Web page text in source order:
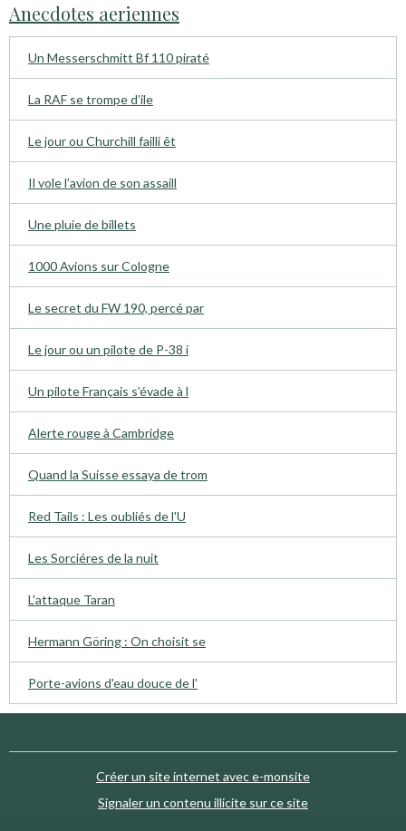
Anecdotes aeriennes
Un Messerschmitt Bf 110 piraté
La RAF se trompe d’ile
Le jour ou Churchill failli êt
Il vole l’avion de son assaill
Une pluie de billets
1000 Avions sur Cologne
Le secret du FW 190, percé par
Le jour ou un pilote de P-38 i
Un pilote Français s’évade à l
Alerte rouge à Cambridge
Quand la Suisse essaya de trom
Red Tails : Les oubliés de l'U
Les Sorciéres de la nuit
L'attaque Taran
Hermann Göring : On choisit se
Porte-avions d'eau douce de l'
Créer un site internet avec e-monsite
Signaler un contenu illicite sur ce site